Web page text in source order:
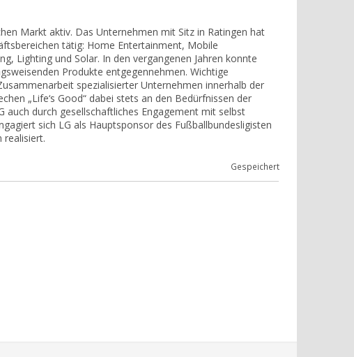
Markt aktiv. Das Unternehmen mit Sitz in Ratingen hat
tätig: Home Entertainment, Mobile
Lighting und Solar. In den vergangenen Jahren konnte
Produkte entgegennehmen. Wichtige
spezialisierter Unternehmen innerhalb der
„Life‘s Good“ dabei stets an den Bedürfnissen der
auch durch gesellschaftliches Engagement mit selbst
sich LG als Hauptsponsor des Fußballbundesligisten
realisiert.
Gespeichert